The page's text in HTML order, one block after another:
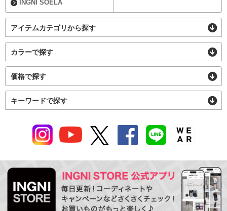
INGNI SOELA
アイテムカテゴリから探す
カラーで探す
価格で探す
キーワードで探す